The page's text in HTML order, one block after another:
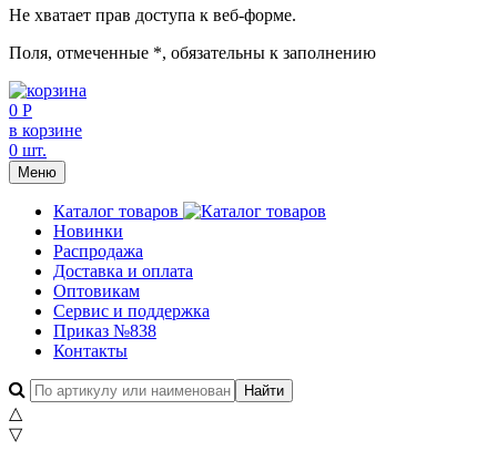
Не хватает прав доступа к веб-форме.
Поля, отмеченные *, обязательны к заполнению
0 Р
в корзине
0 шт.
Меню
Каталог товаров
Новинки
Распродажа
Доставка и оплата
Оптовикам
Сервис и поддержка
Приказ №838
Контакты
△
▽